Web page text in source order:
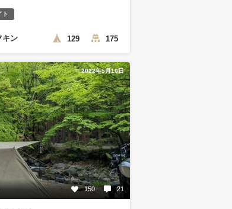
ト
キン 129 175
2022年5月10日
150 21